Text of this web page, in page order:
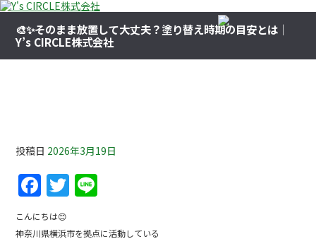
🎨✨そのまま放置して大丈夫？塗り替え時期の目安とは｜
Y’s CIRCLE株式会社
投稿日 2026年3月19日
F
a
c
T
w
itte
こんにちは😊
神奈川県横浜市を拠点に活動している